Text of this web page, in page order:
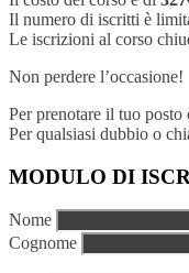
Il numero di iscritti è
Le iscrizioni al corso
Non perdere l’occasione!
Per prenotare il tuo posto
Per qualsiasi dubbio o
MODULO DI
Nome
Cognome